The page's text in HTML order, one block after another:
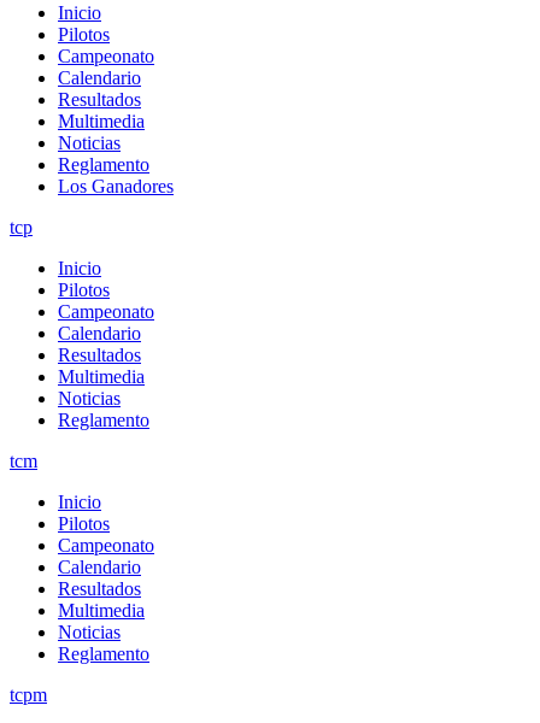
Inicio
Pilotos
Campeonato
Calendario
Resultados
Multimedia
Noticias
Reglamento
Los Ganadores
tcp
Inicio
Pilotos
Campeonato
Calendario
Resultados
Multimedia
Noticias
Reglamento
tcm
Inicio
Pilotos
Campeonato
Calendario
Resultados
Multimedia
Noticias
Reglamento
tcpm